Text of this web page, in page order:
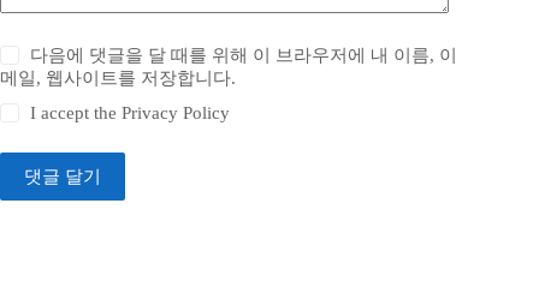
다음에 댓글을 달 때를 위해 이 브라우저에 내 이름, 이
메일, 웹사이트를 저장합니다.
I accept thePrivacy Policy
댓글 달기